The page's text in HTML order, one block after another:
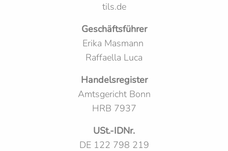
tils.de
Geschäftsführer
Erika Masmann
Raffaella Luca
Handelsregister
Amtsgericht Bonn
HRB 7937
USt.-IDNr.
DE 122 798 219